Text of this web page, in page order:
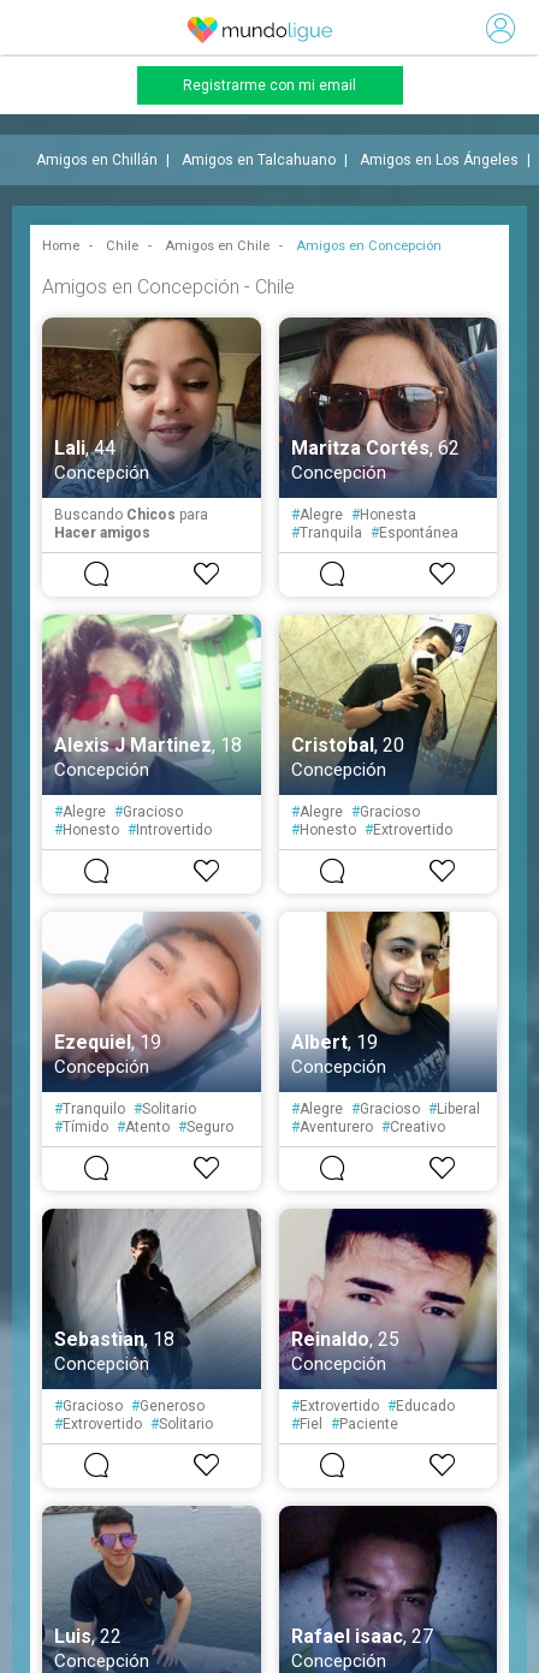
Registrarme con mi email
Amigos en Chillán Amigos en Talcahuano Amigos en Los Ángeles
Amigos en Concepción - Chile
Home Chile Amigos en Chile Amigos en Concepción
Lali, 44
Concepción
Buscando Chicos para
Hacer amigos
Maritza Cortés, 62
Concepción
#Alegre #Honesta
#Tranquila #Espontánea
#Segura #Simpática
Educada
Alexis J Martinez, 18
Concepción
#Alegre #Gracioso
#Honesto #Introvertido
#Aventurero #Creativo
Espontáneo
Cristobal, 20
Concepción
#Alegre #Gracioso
#Honesto #Extrovertido
#Liberal #Tranquilo
Ezequiel, 19
Concepción
#Tranquilo #Solitario
#Tímido #Atento #Seguro
#Simpático #Fiel
Albert, 19
Concepción
#Alegre #Gracioso #Liberal
#Aventurero #Creativo
#Atento #Simpático
Sebastian, 18
Concepción
#Gracioso #Generoso
#Extrovertido #Solitario
#Espontáneo #Seguro
Educado
Reinaldo, 25
Concepción
#Extrovertido #Educado
#Fiel #Paciente
Luis, 22
Concepción
Rafael isaac, 27
Concepción